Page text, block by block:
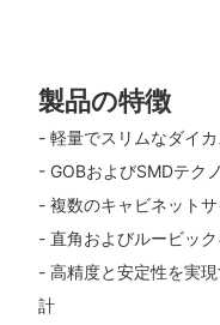
製品の特徴
- 軽量でスリムなダイ
- GOBおよびSMDテク
- 複数のキャビネット
- 直角およびルービッ
- 高精度と安定性を実
計